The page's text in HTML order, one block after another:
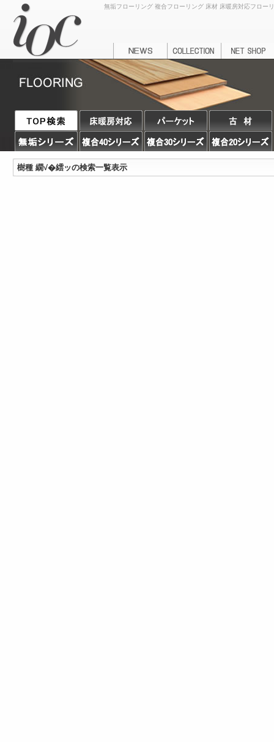
無垢フローリング 複合フローリング 床材 床暖房対応フロー
樹種 繝√�繧ッの検索一覧表示